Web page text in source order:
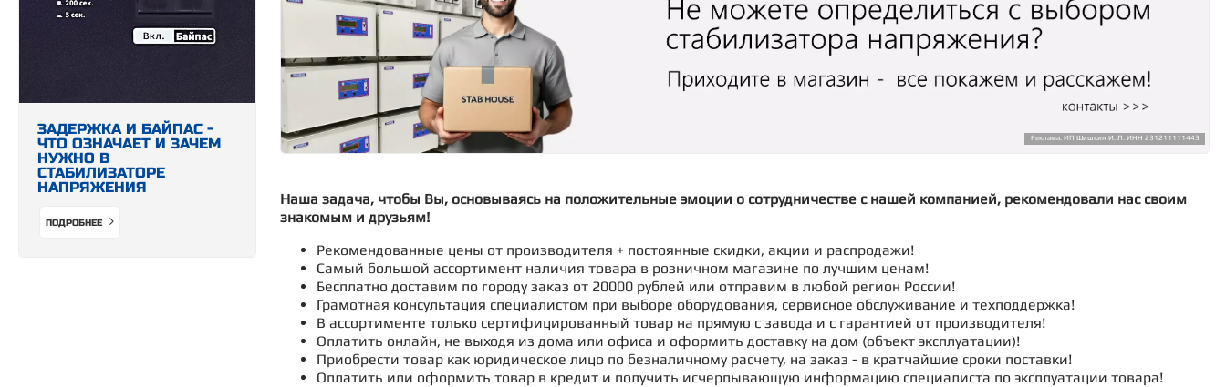
Реклама. ИП Шишкин И. Л. ИНН 231211111443
Наша задача, чтобы Вы, основываясь на положительные эмоции о сотрудничестве с нашей компанией, рекомендовали нас своим
знакомым и друзьям!
Рекомендованные цены от производителя + постоянные скидки, акции и распродажи!
Самый большой ассортимент наличия товара в розничном магазине по лучшим ценам!
Бесплатно доставим по городу заказ от 20000 рублей или отправим в любой регион России!
Грамотная консультация специалистом при выборе оборудования, сервисное обслуживание и техподдержка!
В ассортименте только сертифицированный товар на прямую с завода и с гарантией от производителя!
Оплатить онлайн, не выходя из дома или офиса и оформить доставку на дом (объект эксплуатации)!
Приобрести товар как юридическое лицо по безналичному расчету, на заказ - в кратчайшие сроки поставки!
Оплатить или оформить товар в кредит и получить исчерпывающую информацию специалиста по эксплуатации товара!
ЗАДЕРЖКА И БАЙПАС -
ЧТО ОЗНАЧАЕТ И ЗАЧЕМ
НУЖНО В
СТАБИЛИЗАТОРЕ
НАПРЯЖЕНИЯ
ПОДРОБНЕЕ